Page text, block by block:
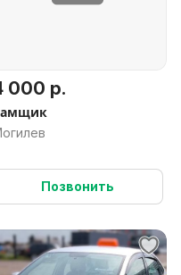
000 р.
Позвонить